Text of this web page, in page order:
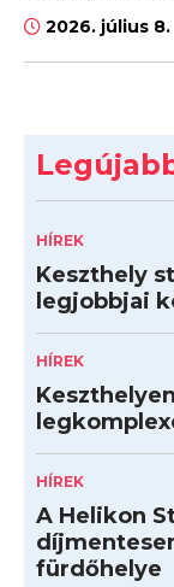
2026. július 8.
HÍREK
Keszthely
legjobbjai
HÍREK
HÍREK
A Helikon
fürdőhelye